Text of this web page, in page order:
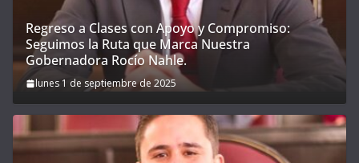
Regreso a Clases con Apoyo y Compromiso:
Seguimos la Ruta que Marca Nuestra
Gobernadora Rocío Nahle.
lunes 1 de septiembre de 2025